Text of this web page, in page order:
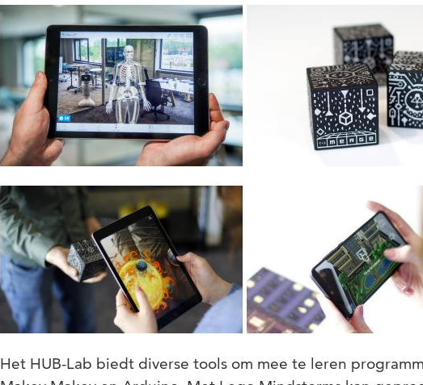
Het HUB-Lab biedt diverse tools om mee te leren